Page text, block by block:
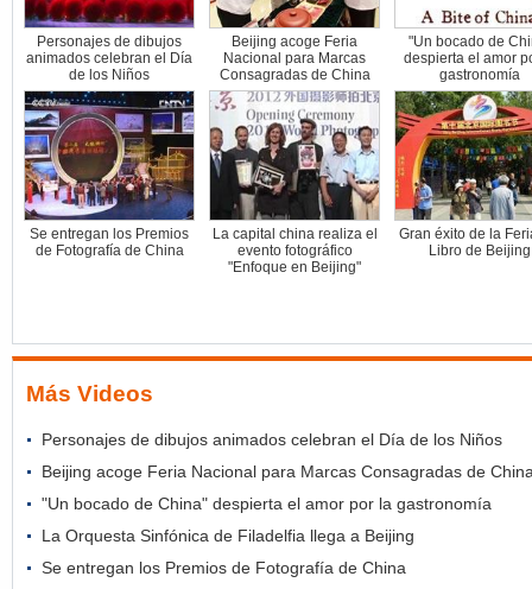
Personajes de dibujos
animados celebran el Día
de los Niños
Beijing acoge Feria
Nacional para Marcas
Consagradas de China
"Un bocado de
despierta el amor
gastronomía
Se entregan los Premios
de Fotografía de China
La capital china realiza el
evento fotográfico
"Enfoque en Beijing"
Gran éxito de la
Libro de Beijing
Más Videos
Personajes de dibujos animados celebran el Día de los Niños
Beijing acoge Feria Nacional para Marcas Consagradas de
"Un bocado de China" despierta el amor por la gastronomía
La Orquesta Sinfónica de Filadelfia llega a Beijing
Se entregan los Premios de Fotografía de China